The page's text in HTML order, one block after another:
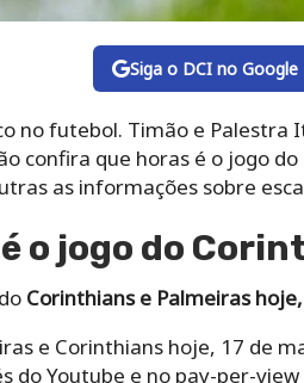
Siga o DCI no Google
no futebol. Timão e
confira que horas é o jogo
as informações sobre
o jogo do
Corinthians e Palmeiras hoje,
e Corinthians hoje, 17 de
do Youtube e no pay-per-